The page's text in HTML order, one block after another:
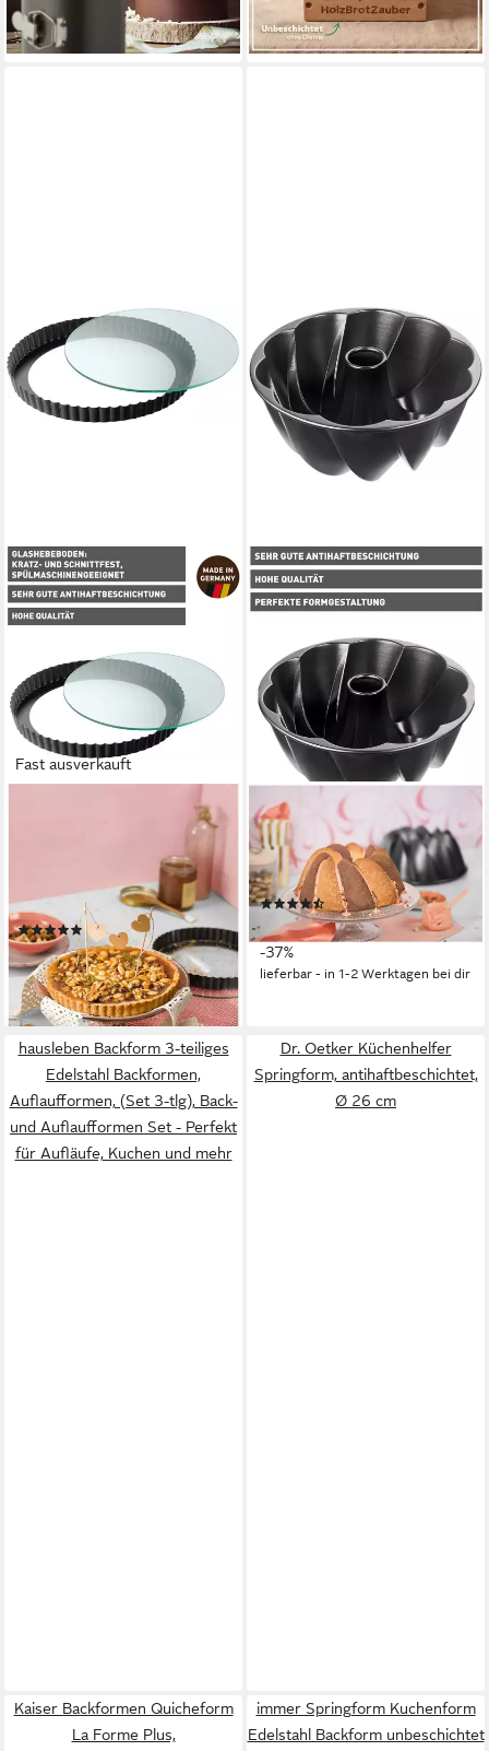
Trennsteg), Perfekte Kruste &
E-Book mit Brotbackrezepten
-22%
lieferbar - in 2-3 Werktagen bei dir
Fast ausverkauft
spülmaschinenfest, Made in
Germany
(5)
ab 19,30 € UVP27,99 €
-31%
lieferbar - in 1-2 Werktagen bei dir
KAISER BACKFORMEN
Backform Inspiration, Mit
geschwungener
Oberflächenstruktur
(8)
28,85 € UVP45,99 €
-37%
lieferbar - in 1-2 Werktagen bei dir
hausleben Backform 3-teiliges
Edelstahl Backformen,
Auflaufformen, (Set 3-tlg), Back-
und Auflaufformen Set - Perfekt
für Aufläufe, Kuchen und mehr
Dr. Oetker Küchenhelfer
Springform, antihaftbeschichtet,
Ø 26 cm
Kaiser Backformen Quicheform
La Forme Plus,
immer Springform Kuchenform
Edelstahl Backform unbeschichtet